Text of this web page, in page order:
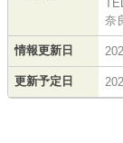
奈
情報更新日
更新予定日